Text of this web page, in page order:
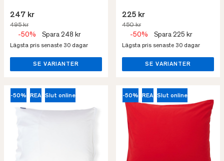
247 kr
495 kr
-50% Spara 248 kr
Lägsta pris senaste 30 dagar
SE VARIANTER
225 kr
450 kr
-50% Spara 225 kr
Lägsta pris senaste 30 dagar
SE VARIANTER
-50% REA Slut online -50% REA Slut online